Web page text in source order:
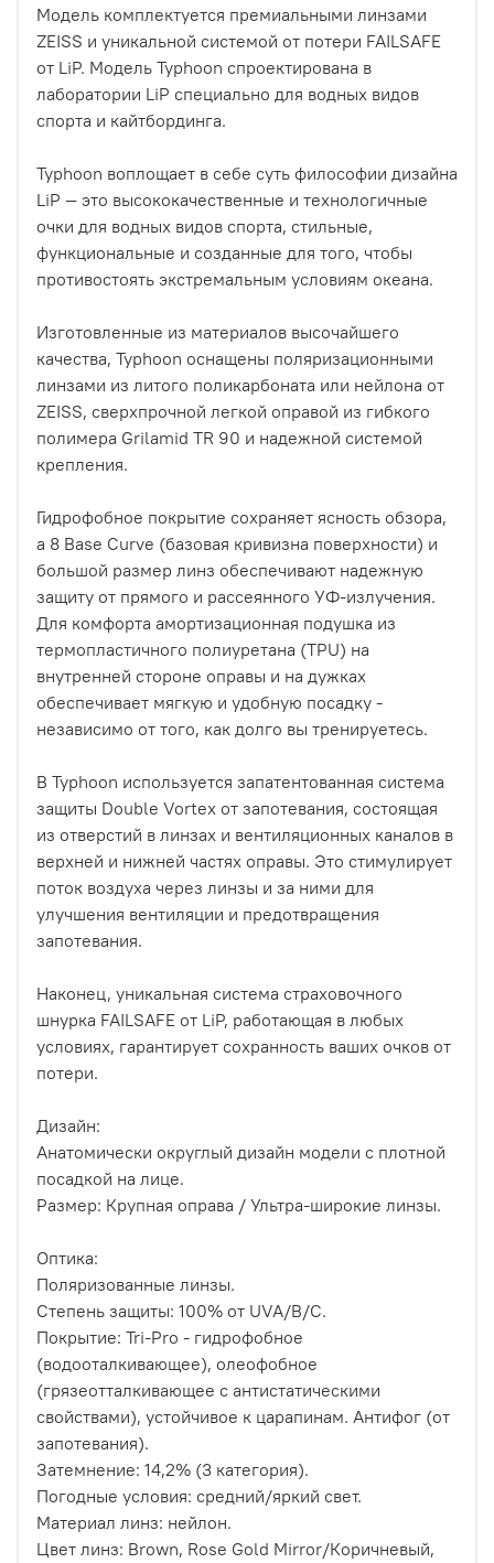
Модель комплектуется премиальными линзами
ZEISS и уникальной системой от потери FAILSAFE
от LiP. Модель Typhoon спроектирована в
лаборатории LiP специально для водных видов
спорта и кайтбординга.
Typhoon воплощает в себе суть философии дизайна
LiP — это высококачественные и технологичные
очки для водных видов спорта, стильные,
функциональные и созданные для того, чтобы
противостоять экстремальным условиям океана.
Изготовленные из материалов высочайшего
качества, Typhoon оснащены поляризационными
линзами из литого поликарбоната или нейлона от
ZEISS, сверхпрочной легкой оправой из гибкого
полимера Grilamid TR 90 и надежной системой
крепления.
Гидрофобное покрытие сохраняет ясность обзора,
а 8 Base Curve (базовая кривизна поверхности) и
большой размер линз обеспечивают надежную
защиту от прямого и рассеянного УФ-излучения.
Для комфорта амортизационная подушка из
термопластичного полиуретана (TPU) на
внутренней стороне оправы и на дужках
обеспечивает мягкую и удобную посадку -
независимо от того, как долго вы тренируетесь.
В Typhoon используется запатентованная система
защиты Double Vortex от запотевания, состоящая
из отверстий в линзах и вентиляционных каналов в
верхней и нижней частях оправы. Это стимулирует
поток воздуха через линзы и за ними для
улучшения вентиляции и предотвращения
запотевания.
Наконец, уникальная система страховочного
шнурка FAILSAFE от LiP, работающая в любых
условиях, гарантирует сохранность ваших очков от
потери.
Дизайн:
Анатомически округлый дизайн модели с плотной
посадкой на лице.
Размер: Крупная оправа / Ультра-широкие линзы.
Оптика:
Поляризованные линзы.
Степень защиты: 100% от UVA/B/C.
Покрытие: Tri-Pro - гидрофобное
(водооталкивающее), олеофобное
(грязеотталкивающее с антистатическими
свойствами), устойчивое к царапинам. Антифог (от
запотевания).
Затемнение: 14,2% (3 категория).
Погодные условия: средний/яркий свет.
Материал линз: нейлон.
Цвет линз: Brown, Rose Gold Mirror/Коричневый,